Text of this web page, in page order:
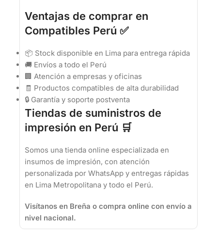
Ventajas de comprar en
Compatibles Perú ✅
📦 Stock disponible en Lima para entrega rápida
🚚 Envíos a todo el Perú
🏢 Atención a empresas y oficinas
🧾 Productos compatibles de alta durabilidad
🔒 Garantía y soporte postventa
Tiendas de suministros de
impresión en Perú 🛒
Somos una tienda online especializada en
insumos de impresión, con atención
personalizada por WhatsApp y entregas rápidas
en Lima Metropolitana y todo el Perú.
Visítanos en Breña o compra online con envío a
nivel nacional.